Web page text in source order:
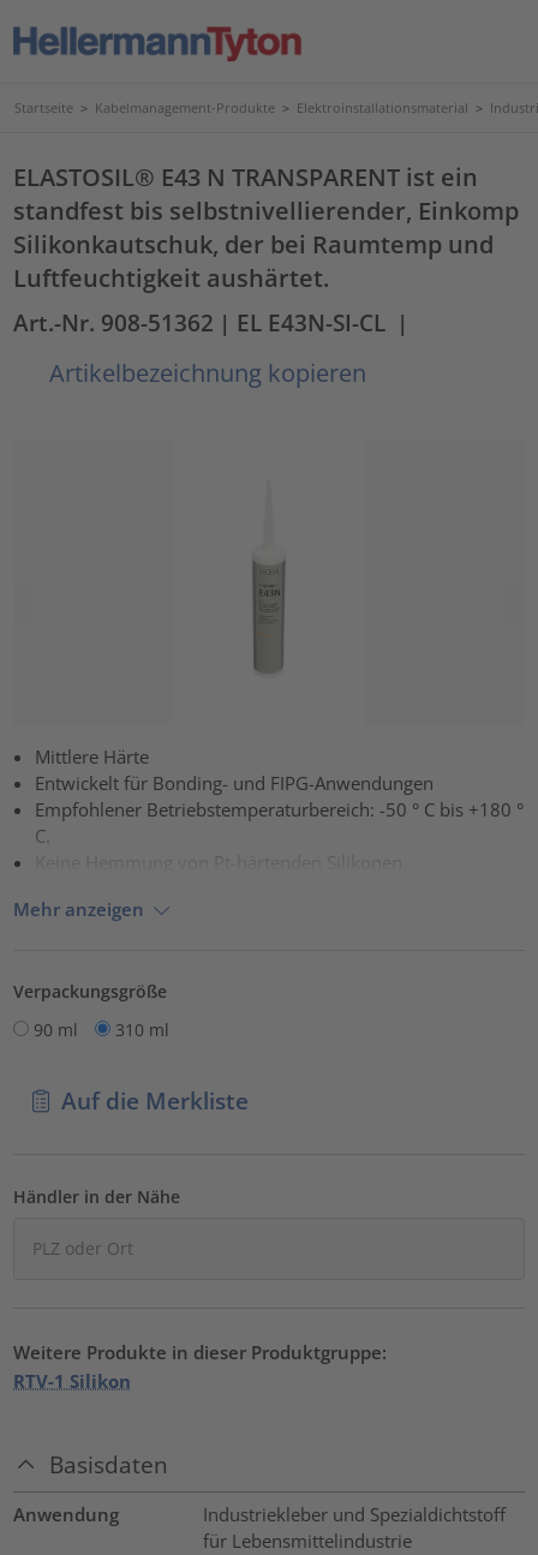
Startseite > Kabelmanagement-Produkte > Elektroinstallationsmaterial >
ELASTOSIL® E43 N TRANSPARENT ist ein
standfest bis selbstnivellierender, Einkomp
Silikonkautschuk, der bei Raumtemp und
Luftfeuchtigkeit aushärtet.
Art.-Nr. 908-51362 | EL E43N-SI-CL |
Artikelbezeichnung kopieren
Mittlere Härte
Entwickelt für Bonding- und FIPG-Anwendungen
Empfohlener Betriebstemperaturbereich: -50 ° C bis +180 °
C.
Mehr anzeigen
Verpackungsgröße
90 ml
310 ml
Auf die Merkliste
Händler in der Nähe
Weitere Produkte in dieser Produktgruppe:
RTV-1 Silikon
Basisdaten
Anwendung
Industriekleber und Spezialdichtstoff
für Lebensmittelindustrie